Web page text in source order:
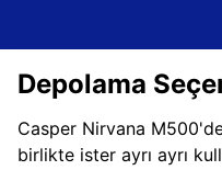
Depolama
Casper Nirvana
birlikte ister ayrı ayrı